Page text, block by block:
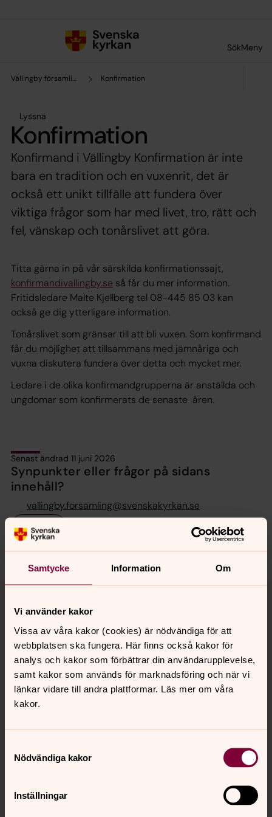
Samtycke Information Om
Vi använder kakor
Vissa av våra kakor (cookies) är nödvändiga för att
webbplatsen ska fungera. Här finns också kakor för
analys och kakor som förbättrar din användarupplevelse,
samt kakor som används för marknadsföring och när vi
länkar vidare till andra plattformar. Läs mer om våra
kakor.
Nödvändiga kakor
Inställningar
SökMeny
Vällingby församling Konfirmation
Lyssna
Konfirmation
Konfirmand i Vällingby Konfirmation är inte
bara en tradition och en vuxenrit, det är
också ett unikt tillfälle att fundera över
viktiga frågor som har med livet, tro, rätt och
fel, vänskap och tonårslivet att göra.
Titta gärna in på vår särskilda konfirmationssajt,
konfirmandivallingby.se så får du mer information.
Fritidsledare Malte Kjellberg tel 08-445 85 03 kan
också ge dig ytterligare information.
Tonårslivet som gränsar till att bli vuxen. Som konfirmand
får du möjlighet att tillsammans med jämnåriga och
vuxna diskutera fundera över detta och mycket mer.
Ledare i de olika konfirmandgrupperna är anställda och
ungdomar som konfirmerats de senaste åren.
Senast ändrad 11 juni 2026
Synpunkter eller frågor på sidans
innehåll?
vallingby.forsamling@svenskakyrkan.se
Dela
Tillbaka till toppen
Tillbaka till innehållet
Kontakt
Kalender